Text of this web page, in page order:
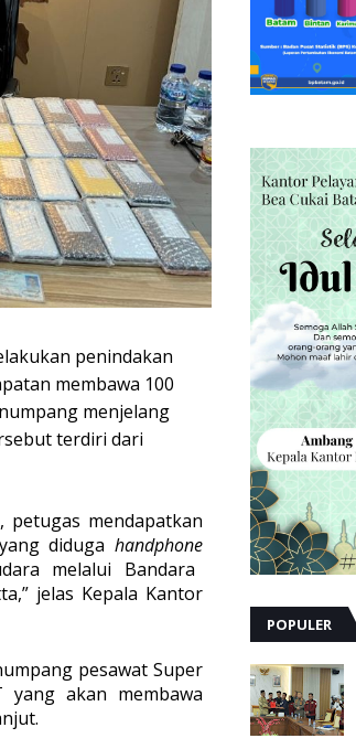
penindakan
membawa 100
menjelang
terdiri dari
petugas mendapatkan
diduga handphone
melalui Bandara
jelas Kepala Kantor
pesawat Super
akan membawa
POPULER